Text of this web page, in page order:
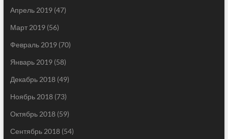
Апрель 2019(47)
Март 2019(56)
Февраль 2019(70)
Январь 2019(58)
Декабрь 2018(49)
Ноябрь 2018(73)
Октябрь 2018(59)
Сентябрь 2018(54)